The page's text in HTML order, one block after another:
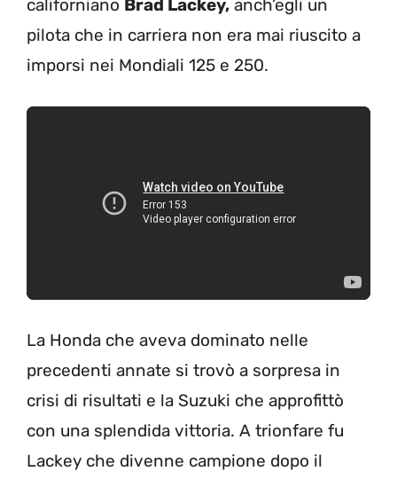
californiano Brad Lackey, anch’egli un
pilota che in carriera non era mai riuscito a
imporsi nei Mondiali 125 e 250.
La Honda che aveva dominato nelle
precedenti annate si trovò a sorpresa in
crisi di risultati e la Suzuki che approfittò
con una splendida vittoria. A trionfare fu
Lackey che divenne campione dopo il